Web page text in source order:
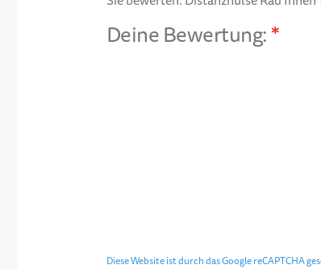
Deine Bewertung:
Diese Website ist durch das Google reCAPTCHA